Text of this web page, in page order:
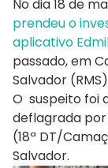
No dia 18 de
prendeu o
aplicativo
passado, em
Salvador
O suspeito foi
deflagrada por
(18ª DT/
Salvador.